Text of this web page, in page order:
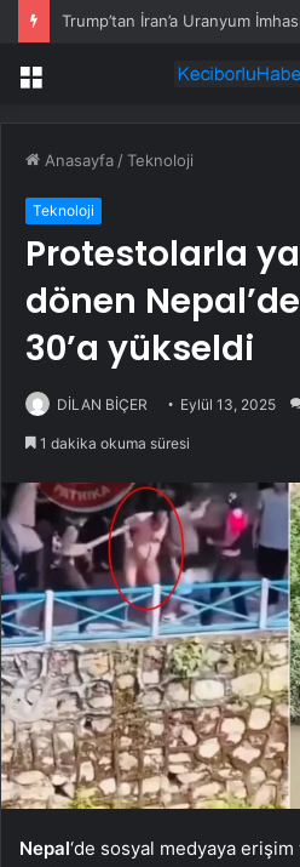
Trump’tan İran’a Uranyum
Menü
Anasayfa /Teknoloji
Teknoloji
Protestolarla
dönen
30’a yükseldi
DİLAN BİÇER Eylül 13, 2025
1 dakika okuma süresi
Nepal‘de sosyal medyaya